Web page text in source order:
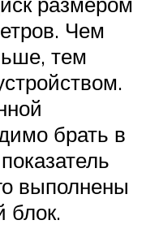
Чем
тем
брать в
выполнены
блок.